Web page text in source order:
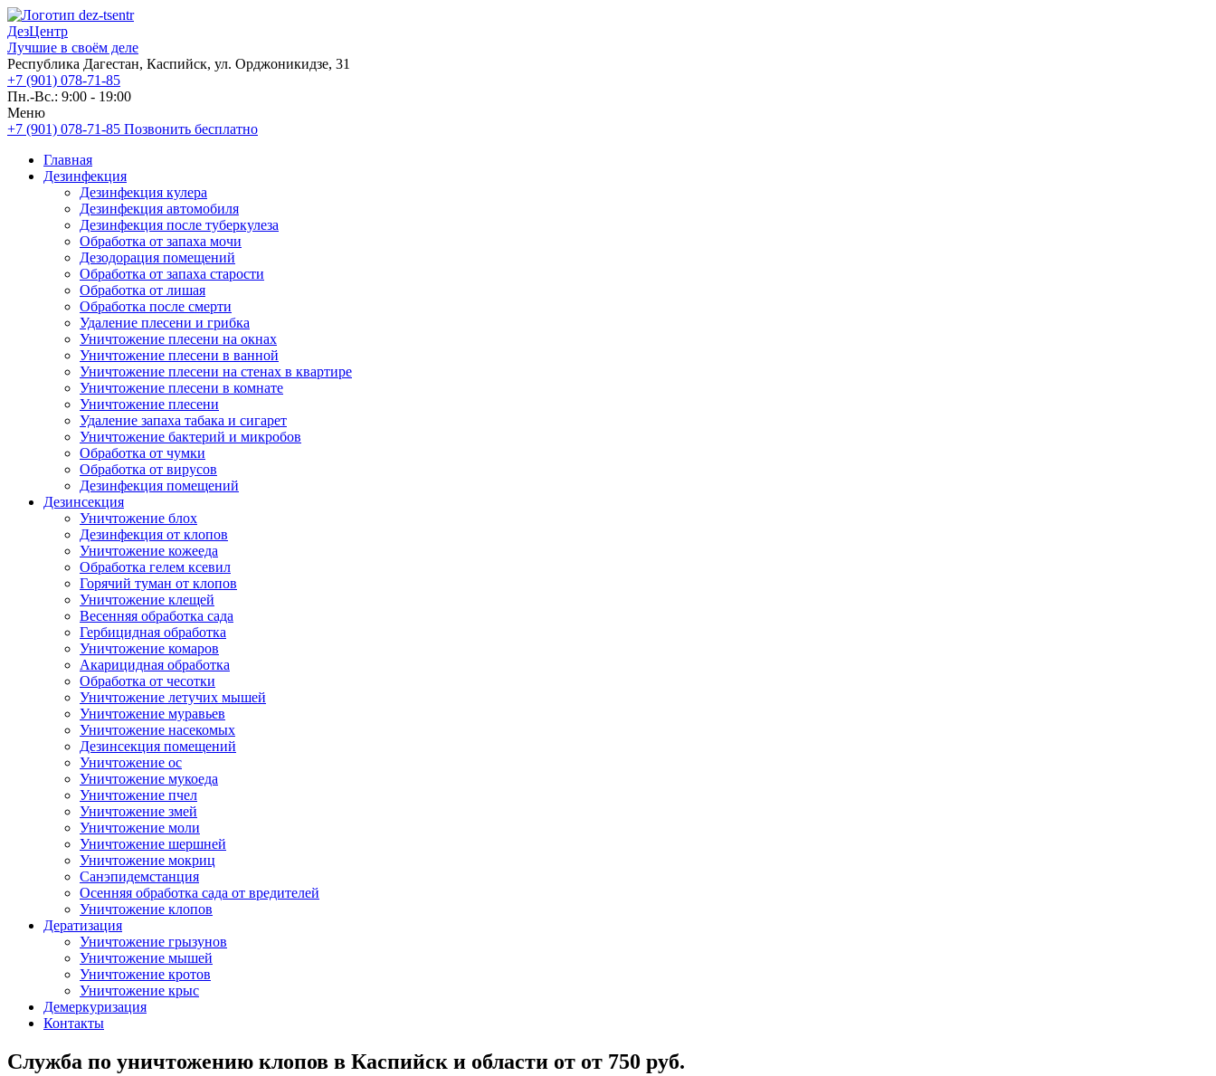
ДезЦентр
Лучшие в своём деле
Республика Дагестан, Каспийск, ул. Орджоникидзе, 31
+7 (901) 078-71-85
Пн.-Вс.: 9:00 - 19:00
Меню
+7 (901) 078-71-85 Позвонить бесплатно
Главная
Дезинфекция
Дезинфекция кулера
Дезинфекция автомобиля
Дезинфекция после туберкулеза
Обработка от запаха мочи
Дезодорация помещений
Обработка от запаха старости
Обработка от лишая
Обработка после смерти
Удаление плесени и грибка
Уничтожение плесени на окнах
Уничтожение плесени в ванной
Уничтожение плесени на стенах в квартире
Уничтожение плесени в комнате
Уничтожение плесени
Удаление запаха табака и сигарет
Уничтожение бактерий и микробов
Обработка от чумки
Обработка от вирусов
Дезинфекция помещений
Дезинсекция
Уничтожение блох
Дезинфекция от клопов
Уничтожение кожееда
Обработка гелем ксевил
Горячий туман от клопов
Уничтожение клещей
Весенняя обработка сада
Гербицидная обработка
Уничтожение комаров
Акарицидная обработка
Обработка от чесотки
Уничтожение летучих мышей
Уничтожение муравьев
Уничтожение насекомых
Дезинсекция помещений
Уничтожение ос
Уничтожение мукоеда
Уничтожение пчел
Уничтожение змей
Уничтожение моли
Уничтожение шершней
Уничтожение мокриц
Санэпидемстанция
Осенняя обработка сада от вредителей
Уничтожение клопов
Дератизация
Уничтожение грызунов
Уничтожение мышей
Уничтожение кротов
Уничтожение крыс
Демеркуризация
Контакты
Служба по уничтожению клопов в Каспийск и области от от 750 руб.